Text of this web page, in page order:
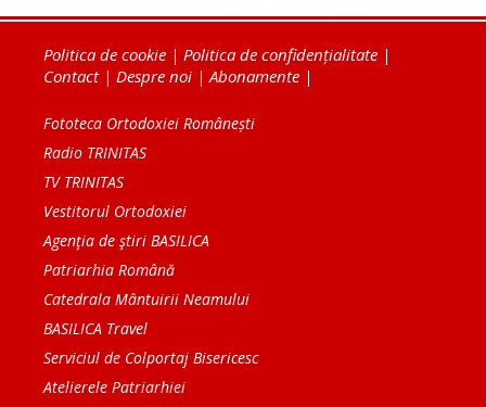
Politica de cookie | Politica de confidențialitate |
Contact| Despre noi |Abonamente |
Fototeca Ortodoxiei Românești
Radio TRINITAS
TV TRINITAS
Vestitorul Ortodoxiei
Agenţia de ştiri BASILICA
Patriarhia Română
Catedrala Mântuirii Neamului
BASILICA Travel
Serviciul de Colportaj Bisericesc
Atelierele Patriarhiei